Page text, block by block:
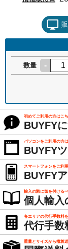
数量 -
初めてご利用の方はこ
BUYFY
パソコンをご利用の方
BUYFY
スマートフォンをご利
BUYFY
輸入の際に気を付ける
個人輸入
各エリアの代行手数料
代行手数
重量とサイズから概算